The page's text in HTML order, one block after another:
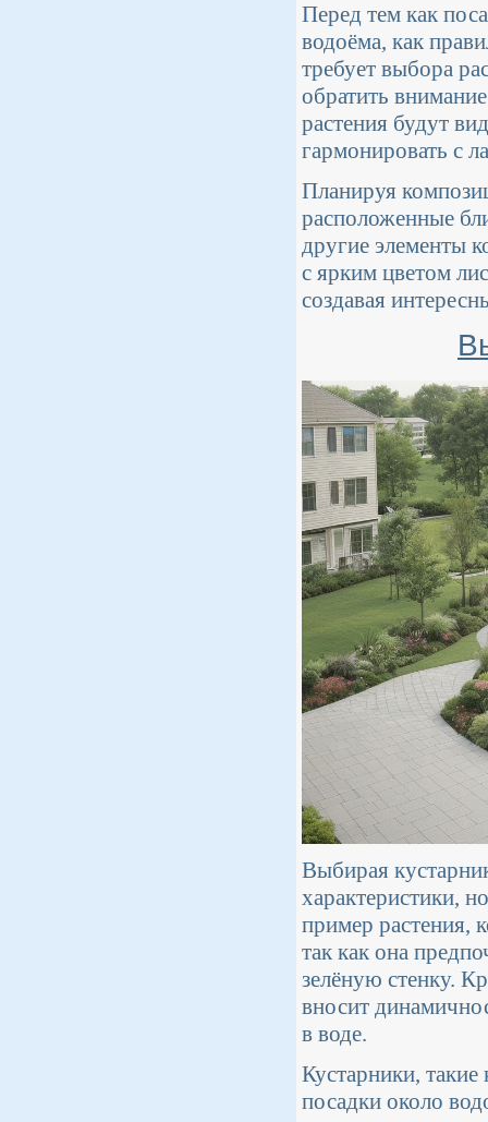
Перед тем как
водоёма, как
требует выбора
обратить
растения будут
гармонировать с
Планируя
расположенные
другие элементы
с ярким цветом
создавая
Выбирая
характеристики,
пример растения,
так как она
зелёную стенку.
вносит
в воде.
Кустарники,
посадки около